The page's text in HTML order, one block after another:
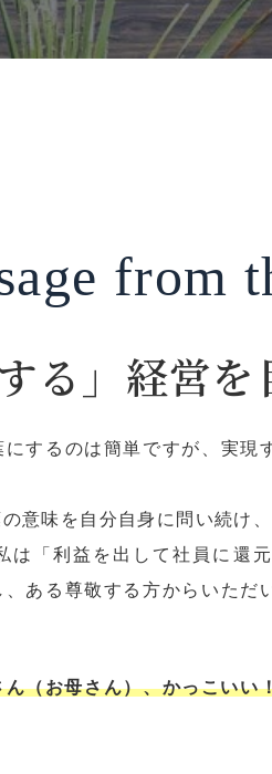
from
る」経営
にするのは簡単ですが、実現
意味を自分自身に問い続け
は「利益を出して社員に還
ある尊敬する方からいただ
（お母さん）、かっこいい